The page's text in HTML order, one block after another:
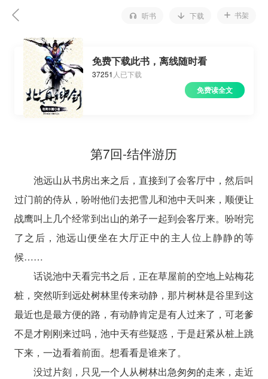
听书 下载 书架
免费下载此书，离线随时看
37251 人已下载
免费读全文
第7回-结伴游历
池远山从书房出来之后，直接到了会客厅中，然后叫
过门前的侍从，吩咐他们去把雪儿和池中天叫来，顺便让
战鹰叫上几个经常到出山的弟子一起到会客厅来。吩咐完
了之后，池远山便坐在大厅正中的主人位上静静的等
候……
话说池中天看完书之后，正在草屋前的空地上站梅花
桩，突然听到远处树林里传来动静，那片树林是谷里到这
最近也是最方便的路，有动静肯定是有人过来了，可老爹
不是才刚刚来过吗，池中天有些疑惑，于是赶紧从桩上跳
下来，一边看着前面。想看看是谁来了。
没过片刻，只见一个人从树林出急匆匆的走来，走近